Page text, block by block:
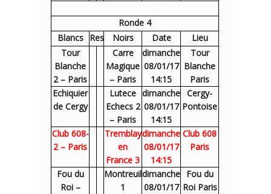
Ronde 4
Blancs
Res Noirs Date
Lieu
Tour
Blanche
2 – Paris
Carre
Magique
– Paris
dimanche
08/01/17
14:15
Tour
Blanche
Paris
Echiquier
de Cergy
Lutece
Echecs 2
– Paris
dimanche
08/01/17
14:15
Cergy-
Pontoise
Club 608-
2 – Paris
Tremblay
en
France 3
dimanche
08/01/17
14:15
Club 608
Paris
Fou du
Roi –
Montreuil
1
dimanche
08/01/17
Fou du
Roi Paris